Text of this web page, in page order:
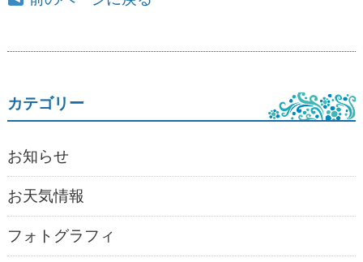
カテゴリー
お知らせ
お天気情報
フォトグラフィ